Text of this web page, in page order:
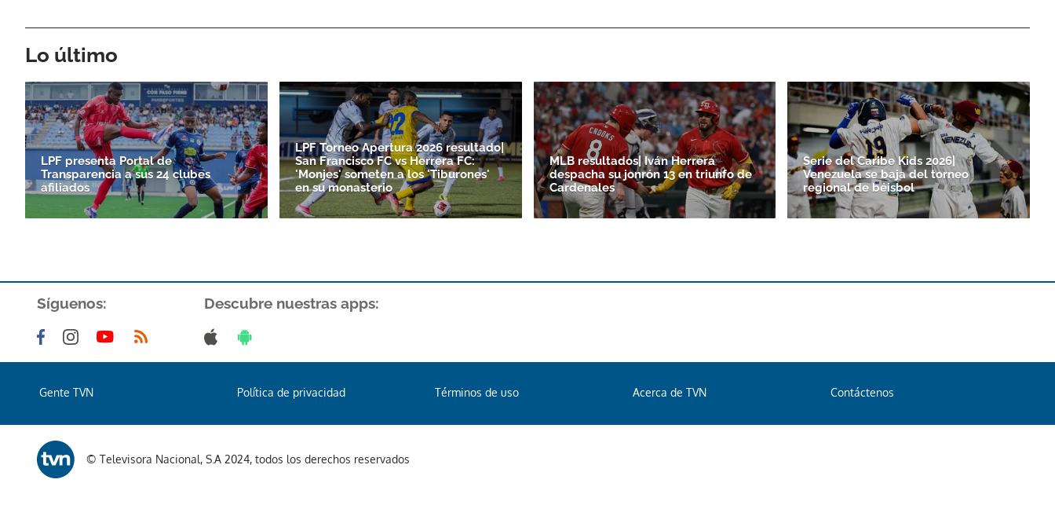
Lo último
LPF presenta Portal de
Transparencia a sus 24 clubes
afiliados
LPF Torneo Apertura 2026 resultado|
San Francisco FC vs Herrera FC:
'Monjes' someten a los 'Tiburones'
en su monasterio
MLB resultados| Iván Herrera
despacha su jonrón 13 en triunfo de
Cardenales
Serie del Caribe Kids 2026|
Venezuela se baja del torneo
regional de béisbol
Síguenos: Descubre nuestras apps:
Gente TVN Política de privacidad Términos de uso Acerca de TVN Contáctenos
© Televisora Nacional, S.A 2024, todos los derechos reservados